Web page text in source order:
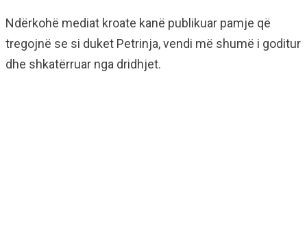
Ndërkohë mediat kroate kanë publikuar pamje që
tregojnë se si duket Petrinja, vendi më shumë i goditur
dhe shkatërruar nga dridhjet.